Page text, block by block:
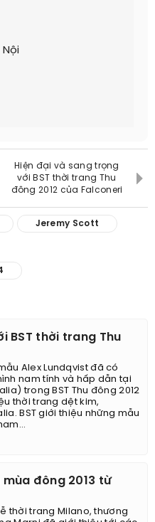
Nội
Hiện đại và sang trọng
với BST thời trang Thu
đông 2012 của Falconeri
Jeremy Scott
BST thời trang Thu
Alex Lundqvist đã có
nam tính và hấp dẫn tại
trong BST Thu đông 2012
thời trang dệt kim,
BST giới thiệu những mẫu
mùa đông 2013 từ
lễ thời trang Milano, thương